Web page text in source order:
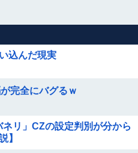
込んだ現実
完全にバグるｗ
リ」CZの設定判別が分から
】